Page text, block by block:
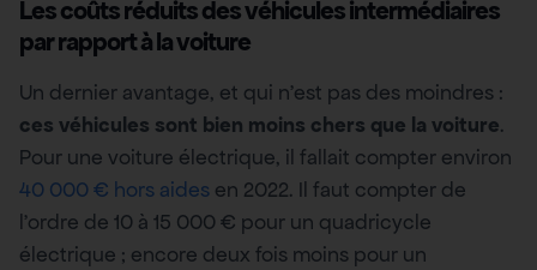
Les coûts réduits des véhicules intermédiaires
par rapport à la voiture
Un dernier avantage, et qui n’est pas des moindres :
ces véhicules sont bien moins chers que la voiture.
Pour une voiture électrique, il fallait compter environ
40 000 € hors aides en 2022. Il faut compter de
l’ordre de 10 à 15 000 € pour un quadricycle
électrique ; encore deux fois moins pour un